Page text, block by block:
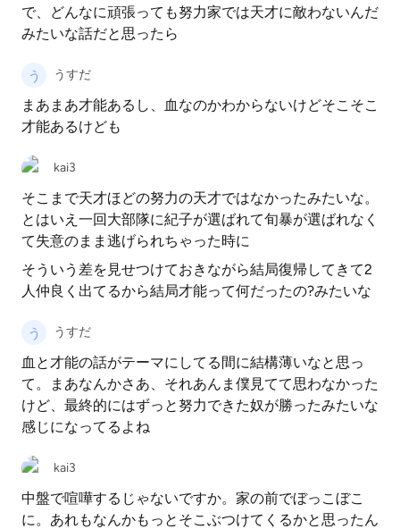
で、どんなに頑張っても努力家では天才に敵わないんだ
みたいな話だと思ったら
うすだ
まあまあ才能あるし、血なのかわからないけどそこそこ
才能あるけども
kai3
そこまで天才ほどの努力の天才ではなかったみたいな。
とはいえ一回大部隊に紀子が選ばれて旬暴が選ばれなく
て失意のまま逃げられちゃった時に
そういう差を見せつけておきながら結局復帰してきて2
人仲良く出てるから結局才能って何だったの?みたいな
うすだ
血と才能の話がテーマにしてる間に結構薄いなと思っ
て。まあなんかさあ、それあんま僕見てて思わなかった
けど、最終的にはずっと努力できた奴が勝ったみたいな
感じになってるよね
kai3
中盤で喧嘩するじゃないですか。家の前でぼっこぼこ
に。あれもなんかもっとそこぶつけてくるかと思ったん